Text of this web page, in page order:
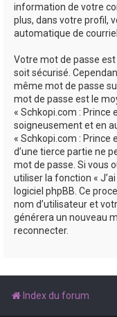
information de votre
plus, dans votre profil,
automatique de
Votre mot de passe
soit sécurisé.
même mot de passe
mot de passe est le
« Schkopi.com : Prince
soigneusement et en
« Schkopi.com : Prince
d’une tierce partie ne
mot de passe. Si vous
utiliser la fonction «
logiciel phpBB. Ce
nom d’utilisateur et
générera un nouveau
reconnecter.
Index du forum